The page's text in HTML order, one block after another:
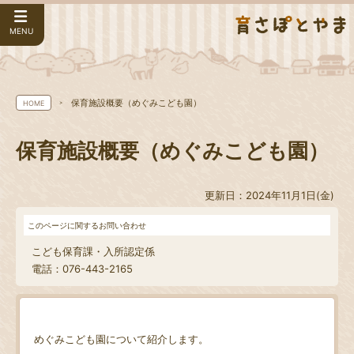
MENU
HOME 保育施設概要（めぐみこども園）
保育施設概要（めぐみこども園）
更新日：2024年11月1日(金)
このページに関するお問い合わせ
こども保育課・入所認定係
電話：076-443-2165
めぐみこども園について紹介します。